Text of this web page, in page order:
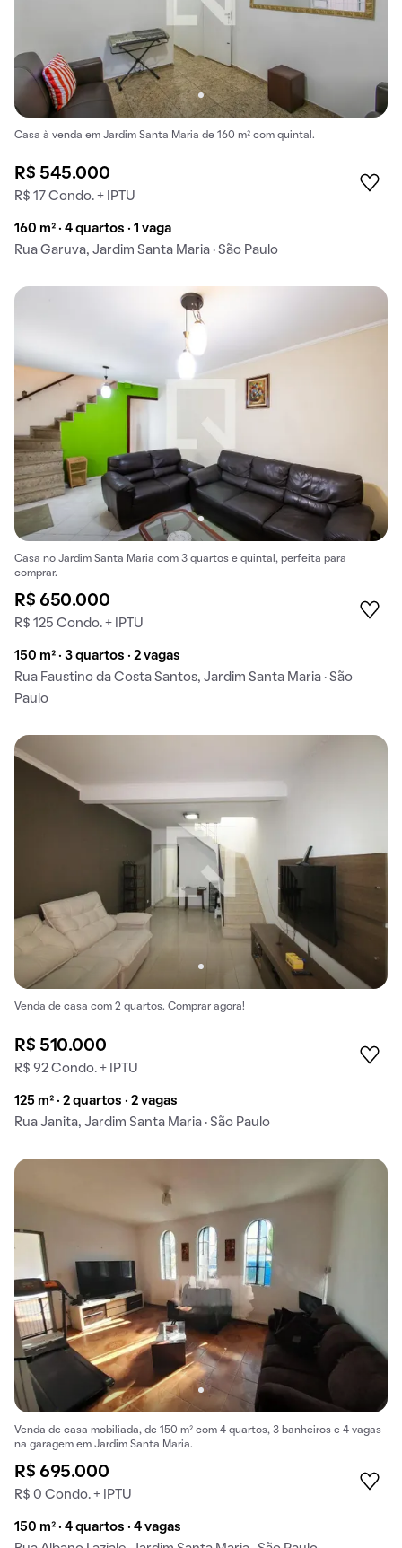
Casa à venda em Jardim Santa Maria de 160 m² com quintal.
R$ 545.000
R$ 17 Condo. + IPTU
160 m² · 4 quartos · 1 vaga
Rua Garuva, Jardim Santa Maria · São Paulo
Casa no Jardim Santa Maria com 3 quartos e quintal, perfeita para
comprar.
R$ 650.000
R$ 125 Condo. + IPTU
150 m² · 3 quartos · 2 vagas
Rua Faustino da Costa Santos, Jardim Santa Maria · São
Paulo
Venda de casa com 2 quartos. Comprar agora!
R$ 510.000
R$ 92 Condo. + IPTU
125 m² · 2 quartos · 2 vagas
Rua Janita, Jardim Santa Maria · São Paulo
Venda de casa mobiliada, de 150 m² com 4 quartos, 3 banheiros e 4 vagas
na garagem em Jardim Santa Maria.
R$ 695.000
R$ 0 Condo. + IPTU
150 m² · 4 quartos · 4 vagas